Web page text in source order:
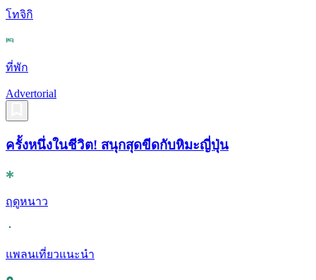
โทจิกิ
ที่พัก
Advertorial
ครั้งหนึ่งในชีวิต! สนุกสุดขีดกับหิมะญี่ปุ่น
ฤดูหนาว
แพลนเที่ยวแนะนำ